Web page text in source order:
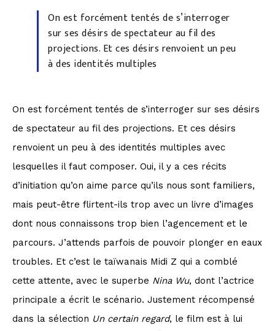
On est forcément tentés de s’interroger
sur ses désirs de spectateur au fil des
projections. Et ces désirs renvoient un peu
à des identités multiples
On est forcément tentés de s’interroger sur ses désirs
de spectateur au fil des projections. Et ces désirs
renvoient un peu à des identités multiples avec
lesquelles il faut composer. Oui, il y a ces récits
d’initiation qu’on aime parce qu’ils nous sont familiers,
mais peut-être flirtent-ils trop avec un livre d’images
dont nous connaissons trop bien l’agencement et le
parcours. J’attends parfois de pouvoir plonger en eaux
troubles. Et c’est le taïwanais Midi Z qui a comblé
cette attente, avec le superbe Nina Wu, dont l’actrice
principale a écrit le scénario. Justement récompensé
dans la sélection Un certain regard, le film est à lui